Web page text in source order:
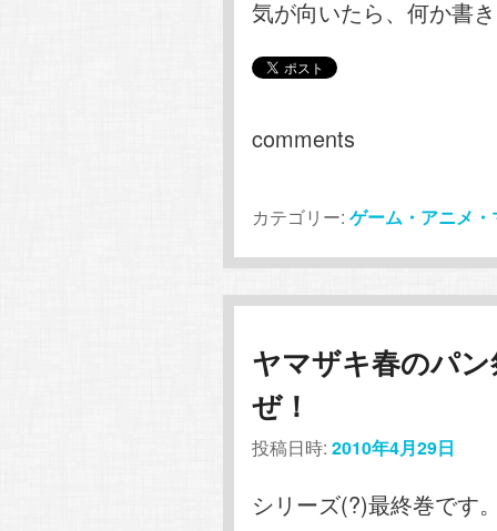
気が向いたら、何か書
comments
カテゴリー: ゲーム・アニメ・
ヤマザキ春のパ
ぜ！
投稿日時: 2010年4月29日
シリーズ(?)最終巻です